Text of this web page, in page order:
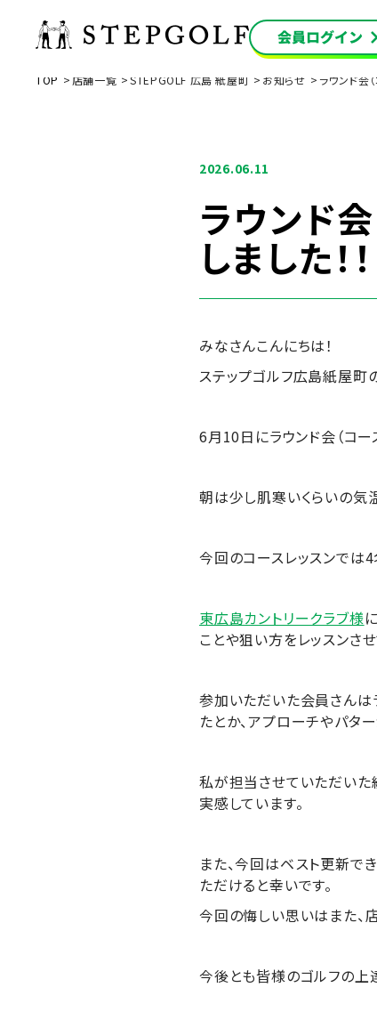
TOP 店舗一覧 STEPGOLF 広島 紙屋町 お知らせ ラウンド会
2026.06.11
ラウンド
しました！！
みなさんこんにちは！
ステップゴルフ広島紙屋町
6月10日にラウンド会（コ
朝は少し肌寒いくらいの気
今回のコースレッスンでは
東広島カントリークラブ様
ことや狙い方をレッスンさ
参加いただいた会員さんは
たとか、アプローチやパタ
私が担当させていただいた
実感しています。
また、今回はベスト更新で
ただけると幸いです。
今回の悔しい思いはまた、
今後とも皆様のゴルフの上